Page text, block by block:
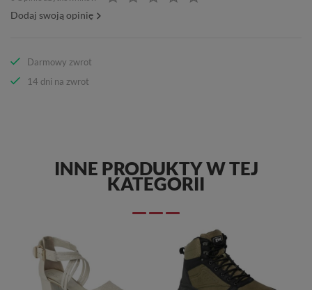
Dodaj swoją opinię
Darmowy zwrot
14 dni na zwrot
INNE PRODUKTY W TEJ
KATEGORII